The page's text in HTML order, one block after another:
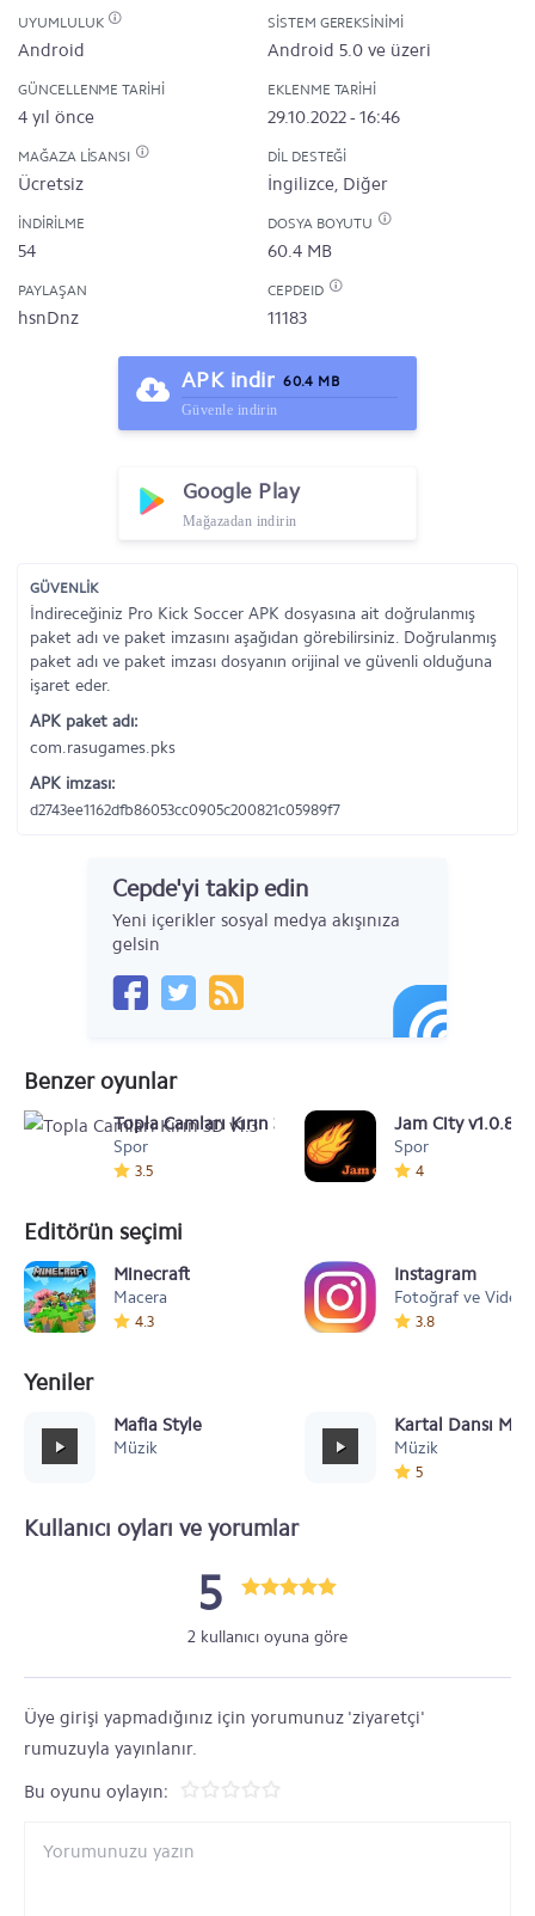
UYUMLULUK
Android
SISTEM GEREKSINIMI
Android 5.0 ve üzeri
GÜNCELLENME TARIHI
4 yıl önce
EKLENME TARIHI
29.10.2022 - 16:46
MAĞAZA LISANSI
Ücretsiz
DIL DESTEĞI
İngilizce, Diğer
İNDIRILME
54
DOSYA BOYUTU
60.4 MB
PAYLAŞAN
hsnDnz
CEPDEID
11183
APK indir 60.4 MB
Güvenle indirin
Google Play
Mağazadan indirin
GÜVENLİK
İndireceğiniz Pro Kick Soccer APK dosyasına ait doğrulanmış
paket adı ve paket imzasını aşağıdan görebilirsiniz. Doğrulanmış
paket adı ve paket imzası dosyanın orijinal ve güvenli olduğuna
işaret eder.
APK paket adı:
com.rasugames.pks
APK imzası:
d2743ee1162dfb86053cc0905c200821c05989f7
Cepde'yi takip edin
Yeni içerikler sosyal medya akışınıza
gelsin
Benzer oyunlar
Topla Camları Kırın 3D v1.3
Spor
3.5
Jam City v1.0.8
Spor
4
Editörün seçimi
Minecraft
Macera
4.3
Instagram
Fotoğraf ve Video
3.8
Yeniler
Mafia Style
Müzik
Kartal Dansı
Müzik
5
Kullanıcı oyları ve yorumlar
5
2 kullanıcı oyuna göre
Üye girişi yapmadığınız için yorumunuz 'ziyaretçi'
rumuzuyla yayınlanır.
Bu oyunu oylayın: